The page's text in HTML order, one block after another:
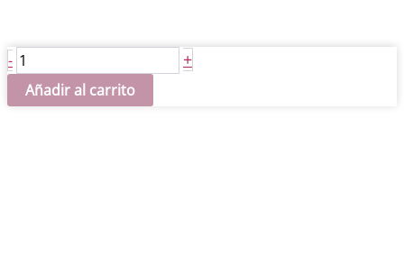
- Pergamino
escudo
del
+
Añadir al carrito